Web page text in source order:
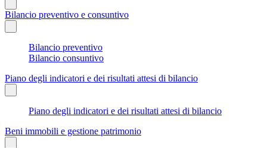
Bilancio preventivo e consuntivo
Bilancio preventivo
Bilancio consuntivo
Piano degli indicatori e dei risultati attesi di bilancio
Piano degli indicatori e dei risultati attesi di bilancio
Beni immobili e gestione patrimonio